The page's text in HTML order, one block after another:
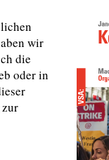
wir
die
oder in